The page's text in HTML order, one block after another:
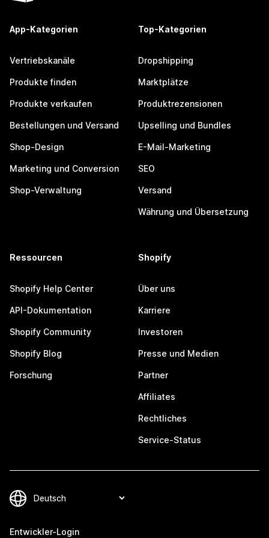
App-Kategorien
Vertriebskanäle
Produkte finden
Produkte verkaufen
Bestellungen und Versand
Shop-Design
Marketing und Conversion
Shop-Verwaltung
Top-Kategorien
Dropshipping
Marktplätze
Produktrezensionen
Upselling und Bundles
E-Mail-Marketing
SEO
Versand
Währung und Übersetzung
Ressourcen
Shopify Help Center
API-Dokumentation
Shopify Community
Shopify Blog
Forschung
Shopify
Über uns
Karriere
Investoren
Presse und Medien
Partner
Affiliates
Rechtliches
Service-Status
Entwickler-Login